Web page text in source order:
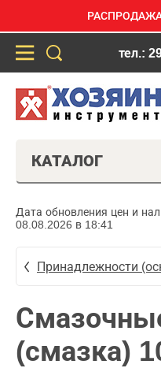
РАСПРОДАЖА
тел.:
КАТАЛОГ
Дата обновления цен и
08.08.2026 в 18:41
Принадлежности
(смазка)